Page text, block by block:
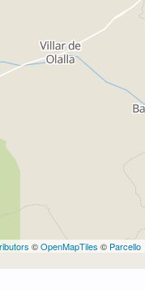
©OpenMapTiles © Parcello